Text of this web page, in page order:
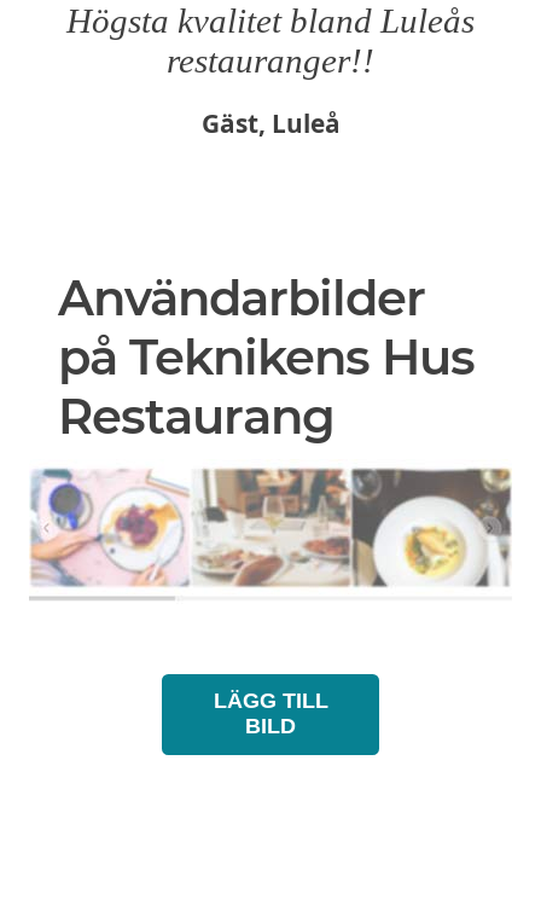
Högsta kvalitet bland Luleås
restauranger!!
Gäst, Luleå
Användarbilder
på Teknikens Hus
Restaurang
LÄGG TILL
BILD